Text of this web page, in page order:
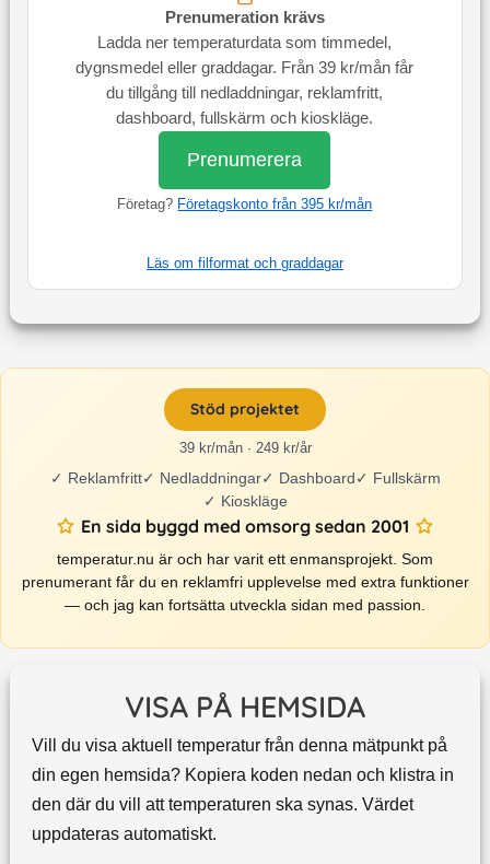
Prenumeration krävs
Ladda ner temperaturdata som timmedel,
dygnsmedel eller graddagar. Från 39 kr/mån får
du tillgång till nedladdningar, reklamfritt,
dashboard, fullskärm och kioskläge.
Prenumerera
Företag? Företagskonto från 395 kr/mån
Läs om filformat och graddagar
Stöd projektet
39 kr/mån · 249 kr/år
✓ Reklamfritt✓ Nedladdningar✓ Dashboard✓ Fullskärm
✓ Kioskläge
En sida byggd med omsorg sedan 2001
temperatur.nu är och har varit ett enmansprojekt. Som
prenumerant får du en reklamfri upplevelse med extra funktioner
— och jag kan fortsätta utveckla sidan med passion.
VISA PÅ HEMSIDA
Vill du visa aktuell temperatur från denna mätpunkt på
din egen hemsida? Kopiera koden nedan och klistra in
den där du vill att temperaturen ska synas. Värdet
uppdateras automatiskt.